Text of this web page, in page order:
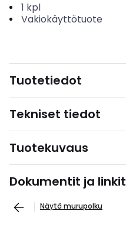
1 kpl
Vakiokäyttötuote
Tuotetiedot
Tekniset tiedot
Tuotekuvaus
Dokumentit ja linkit
Näytä murupolku